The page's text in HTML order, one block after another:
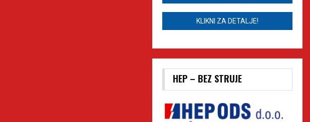
KLIKNI ZA DETALJE!
HEP – BEZ STRUJE